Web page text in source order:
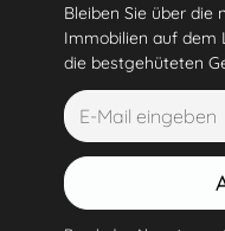
Bleiben Sie über die
Immobilien auf dem
die bestgehüteten